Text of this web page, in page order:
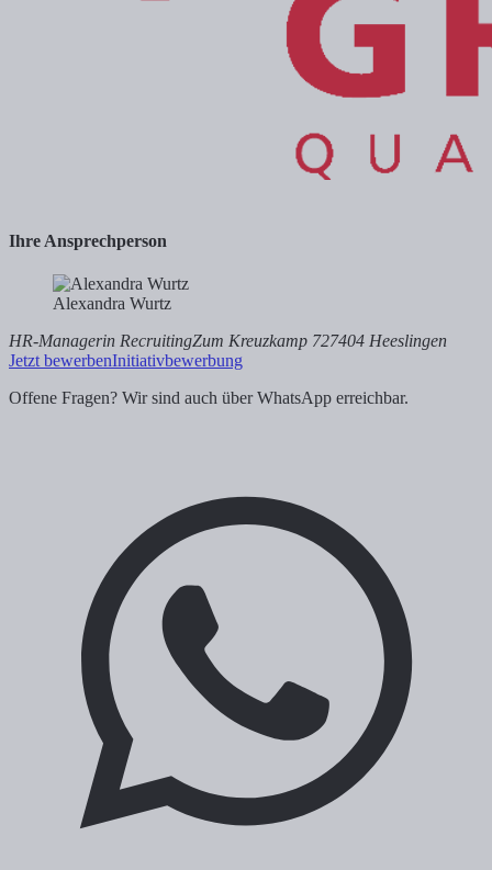
Ihre Ansprechperson
Alexandra Wurtz
HR-Managerin RecruitingZum Kreuzkamp 727404 Heeslingen
Jetzt bewerbenInitiativbewerbung
Offene Fragen? Wir sind auch über WhatsApp erreichbar.